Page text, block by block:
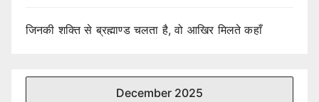
जिनकी शक्ति से ब्रह्माण्ड चलता है, वो आखिर मिलते कहाँ
December 2025